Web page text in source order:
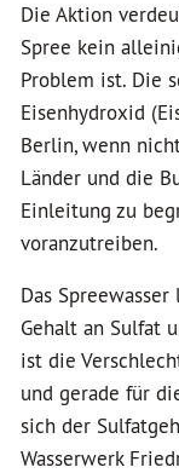
Die Aktion
Spree kein
Problem ist. Die
Eisenhydroxid
Berlin, wenn
Länder und die
Einleitung zu
voranzutreiben.
Das
Gehalt an Sulfat
ist die
und gerade für
sich der
Wasserwerk